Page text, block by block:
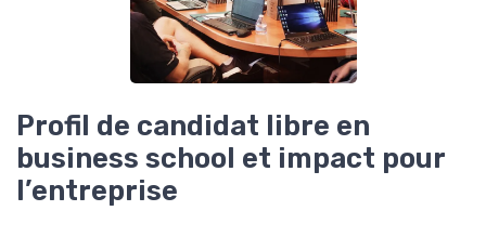
Profil de candidat libre en
business school et impact pour
l’entreprise